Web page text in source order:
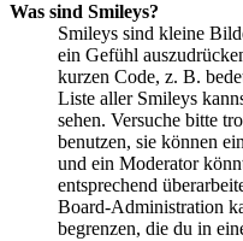
Was sind Smileys?
Smileys sind kleine
ein Gefühl
kurzen Code, z. B.
Liste aller Smileys
sehen. Versuche bitte
benutzen, sie können
und ein Moderator
entsprechend
Board-Administration
begrenzen, die du in